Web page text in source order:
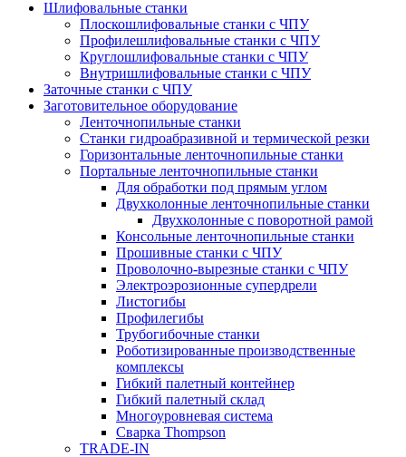
Шлифовальные станки
Плоскошлифовальные станки с ЧПУ
Профилешлифовальные станки с ЧПУ
Круглошлифовальные станки с ЧПУ
Внутришлифовальные станки с ЧПУ
Заточные станки с ЧПУ
Заготовительное оборудование
Ленточнопильные станки
Станки гидроабразивной и термической резки
Горизонтальные ленточнопильные станки
Портальные ленточнопильные станки
Для обработки под прямым углом
Двухколонные ленточнопильные станки
Двухколонные с поворотной рамой
Консольные ленточнопильные станки
Прошивные станки с ЧПУ
Проволочно-вырезные станки с ЧПУ
Электроэрозионные супердрели
Листогибы
Профилегибы
Трубогибочные станки
Роботизированные производственные
комплексы
Гибкий палетный контейнер
Гибкий палетный склад
Многоуровневая система
Сварка Thompson
TRADE-IN